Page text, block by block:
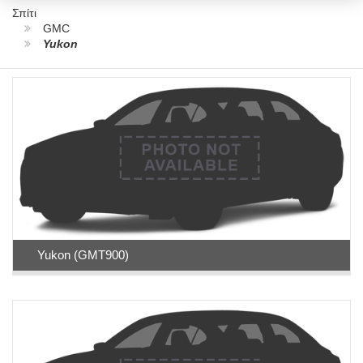
Σπίτι
GMC
Yukon
Yukon (GMT900)